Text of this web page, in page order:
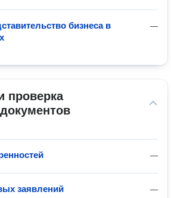
—
бизнеса в
проверка
—
—
заявлений